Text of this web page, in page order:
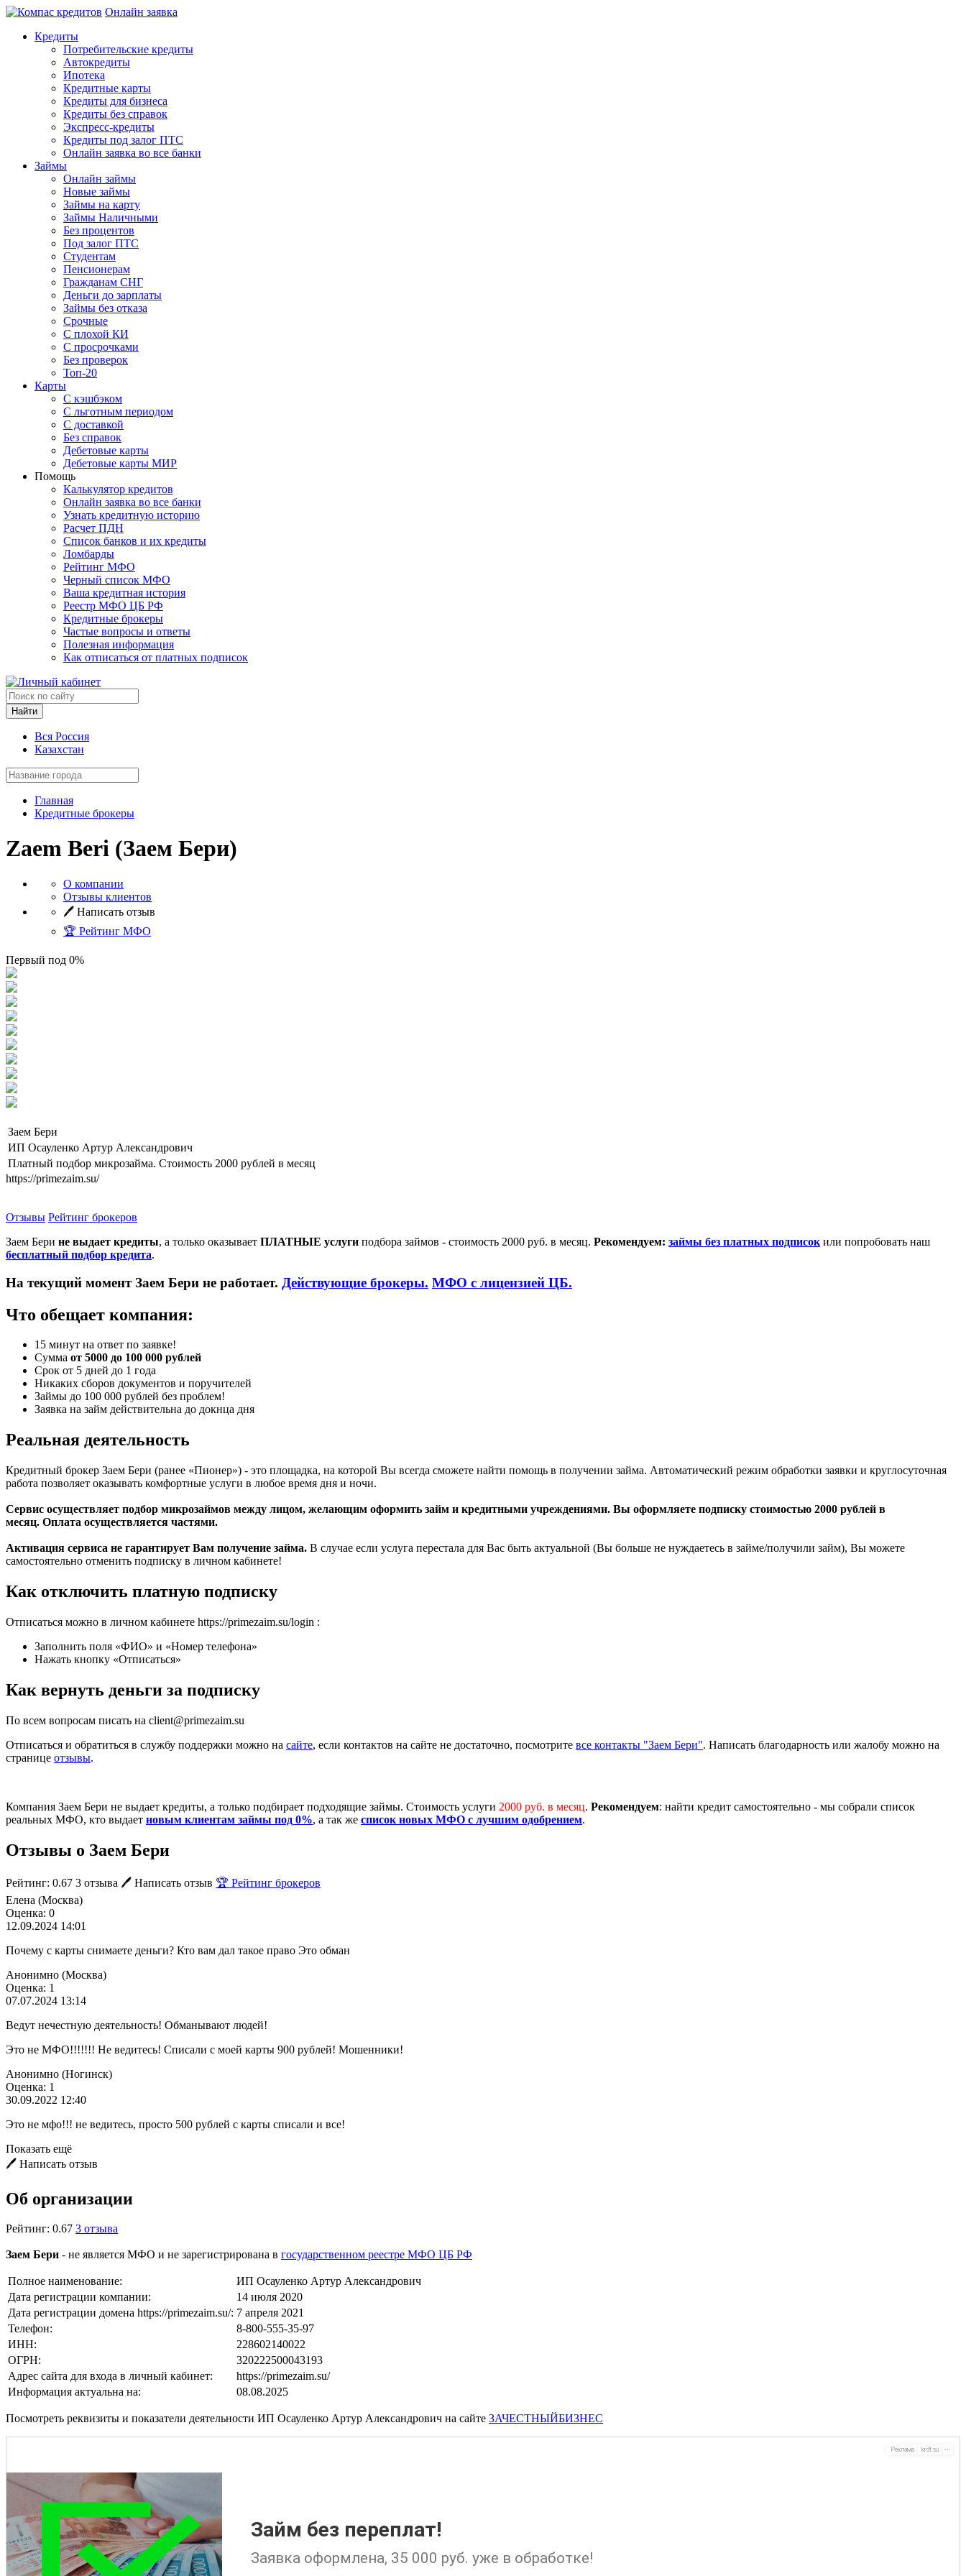
Онлайн заявка
Кредиты
Потребительские кредиты
Автокредиты
Ипотека
Кредитные карты
Кредиты для бизнеса
Кредиты без справок
Экспресс-кредиты
Кредиты под залог ПТС
Онлайн заявка во все банки
Займы
Онлайн займы
Новые займы
Займы на карту
Займы Наличными
Без процентов
Под залог ПТС
Студентам
Пенсионерам
Гражданам СНГ
Деньги до зарплаты
Займы без отказа
Срочные
С плохой КИ
С просрочками
Без проверок
Топ-20
Карты
С кэшбэком
С льготным периодом
С доставкой
Без справок
Дебетовые карты
Дебетовые карты МИР
Помощь
Калькулятор кредитов
Онлайн заявка во все банки
Узнать кредитную историю
Расчет ПДН
Список банков и их кредиты
Ломбарды
Рейтинг МФО
Черный список МФО
Ваша кредитная история
Реестр МФО ЦБ РФ
Кредитные брокеры
Частые вопросы и ответы
Полезная информация
Как отписаться от платных подписок
Найти
Вся Россия
Казахстан
Главная
Кредитные брокеры
Zaem Beri (Заем Бери)
О компании
Отзывы клиентов
🖊️ Написать отзыв
🏆 Рейтинг МФО
Первый под 0%
Заем Бери
ИП Осауленко Артур Александрович
Платный подбор микрозайма. Стоимость 2000 рублей в месяц
https://primezaim.su/
Отзывы Рейтинг брокеров
Заем Бери не выдает кредиты, а только оказывает ПЛАТНЫЕ услуги подбора займов - стоимость 2000 руб. в месяц. Рекомендуем: займы без платных подписок или попробовать наш
бесплатный подбор кредита.
На текущий момент Заем Бери не работает. Действующие брокеры. МФО с лицензией ЦБ.
Что обещает компания:
15 минут на ответ по заявке!
Сумма от 5000 до 100 000 рублей
Срок от 5 дней до 1 года
Никаких сборов документов и поручителей
Займы до 100 000 рублей без проблем!
Заявка на займ действительна до докнца дня
Реальная деятельность
Кредитный брокер Заем Бери (ранее «Пионер») - это площадка, на которой Вы всегда сможете найти помощь в получении займа. Автоматический режим обработки заявки и круглосуточная
работа позволяет оказывать комфортные услуги в любое время дня и ночи.
Сервис осуществляет подбор микрозаймов между лицом, желающим оформить займ и кредитными учреждениями. Вы оформляете подписку стоимостью 2000 рублей в
месяц. Оплата осуществляется частями.
Активация сервиса не гарантирует Вам получение займа. В случае если услуга перестала для Вас быть актуальной (Вы больше не нуждаетесь в займе/получили займ), Вы можете
самостоятельно отменить подписку в личном кабинете!
Как отключить платную подписку
Отписаться можно в личном кабинете https://primezaim.su/login :
Заполнить поля «ФИО» и «Номер телефона»
Нажать кнопку «Отписаться»
Как вернуть деньги за подписку
По всем вопросам писать на client@primezaim.su
Отписаться и обратиться в службу поддержки можно на сайте, если контактов на сайте не достаточно, посмотрите все контакты "Заем Бери". Написать благодарность или жалобу можно на
странице отзывы.
Компания Заем Бери не выдает кредиты, а только подбирает подходящие займы. Стоимость услуги 2000 руб. в месяц. Рекомендуем: найти кредит самостоятельно - мы собрали список
реальных МФО, кто выдает новым клиентам займы под 0%, а так же список новых МФО с лучшим одобрением.
Отзывы о Заем Бери
Рейтинг: 0.67 3 отзыва 🖊️ Написать отзыв 🏆 Рейтинг брокеров
Елена (Москва)
Оценка: 0
12.09.2024 14:01
Почему с карты снимаете деньги? Кто вам дал такое право Это обман
Анонимно (Москва)
Оценка: 1
07.07.2024 13:14
Ведут нечестную деятельность! Обманывают людей!
Это не МФО!!!!!!! Не ведитесь! Списали с моей карты 900 рублей! Мошенники!
Анонимно (Ногинск)
Оценка: 1
30.09.2022 12:40
Это не мфо!!! не ведитесь, просто 500 рублей с карты списали и все!
Показать ещё
🖊️ Написать отзыв
Об организации
Рейтинг: 0.67 3 отзыва
Заем Бери - не является МФО и не зарегистрирована в государственном реестре МФО ЦБ РФ
Полное наименование:
ИП Осауленко Артур Александрович
Дата регистрации компании:
14 июля 2020
Дата регистрации домена https://primezaim.su/: 7 апреля 2021
Телефон:
8-800-555-35-97
ИНН:
228602140022
ОГРН:
320222500043193
Адрес сайта для входа в личный кабинет:
https://primezaim.su/
Информация актуальна на:
08.08.2025
Посмотреть реквизиты и показатели деятельности ИП Осауленко Артур Александрович на сайте ЗАЧЕСТНЫЙБИЗНЕС